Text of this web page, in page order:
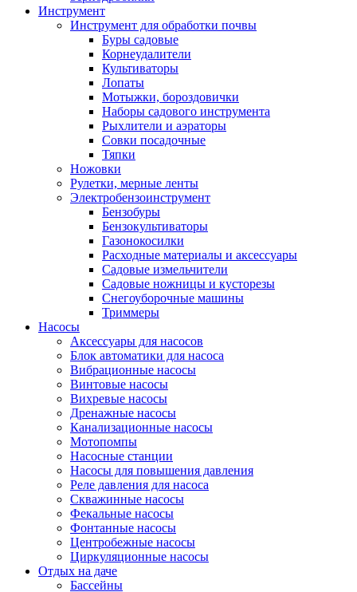
Инструмент
Инструмент для обработки почвы
Буры садовые
Корнеудалители
Культиваторы
Лопаты
Мотыжки, бороздовички
Наборы садового инструмента
Рыхлители и аэраторы
Совки посадочные
Тяпки
Ножовки
Рулетки, мерные ленты
Электробензоинструмент
Бензобуры
Бензокультиваторы
Газонокосилки
Расходные материалы и аксессуары
Садовые измельчители
Садовые ножницы и кусторезы
Снегоуборочные машины
Триммеры
Насосы
Аксессуары для насосов
Блок автоматики для насоса
Вибрационные насосы
Винтовые насосы
Вихревые насосы
Дренажные насосы
Канализационные насосы
Мотопомпы
Насосные станции
Насосы для повышения давления
Реле давления для насоса
Скважинные насосы
Фекальные насосы
Фонтанные насосы
Центробежные насосы
Циркуляционные насосы
Отдых на даче
Бассейны